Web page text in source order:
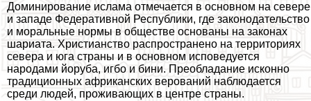
Доминирование ислама отмечается в основном на севере
и западе Федеративной Республики, где законодательство
и мopaльные нормы в обществе основаны на законах
шариата. Христианство распространено на территориях
севера и юга страны и в основном исповедуется
народами йоруба, игбо и бини. Преобладание исконно
традиционных африканских верований наблюдается
среди людей, проживающих в центре страны.